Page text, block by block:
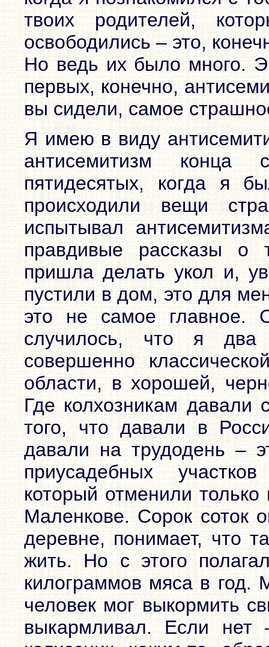
твоих родителей,
освободились – это,
Но ведь их было много.
первых, конечно,
вы сидели, самое
Я имею в виду
антисемитизм конца
пятидесятых, когда я
происходили вещи
испытывал
правдивые рассказы о
пришла делать укол и,
пустили в дом, это для
это не самое главное.
случилось, что я два
совершенно
области, в хорошей,
Где колхозникам давали
того, что давали в
давали на трудодень –
приусадебных
который отменили
Маленкове. Сорок соток
деревне, понимает, что
жить. Но с этого
килограммов мяса в год.
человек мог выкормить
выкармливал. Если нет